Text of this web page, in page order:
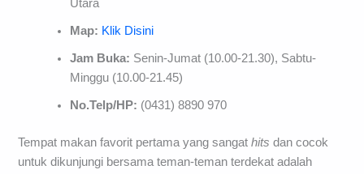
Utara
Map: Klik Disini
Jam Buka: Senin-Jumat (10.00-21.30), Sabtu-
Minggu (10.00-21.45)
No.Telp/HP: (0431) 8890 970
Tempat makan favorit pertama yang sangathits dan cocok
untuk dikunjungi bersama teman-teman terdekat adalah